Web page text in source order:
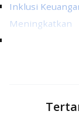
Inklusi
Meningkatkan